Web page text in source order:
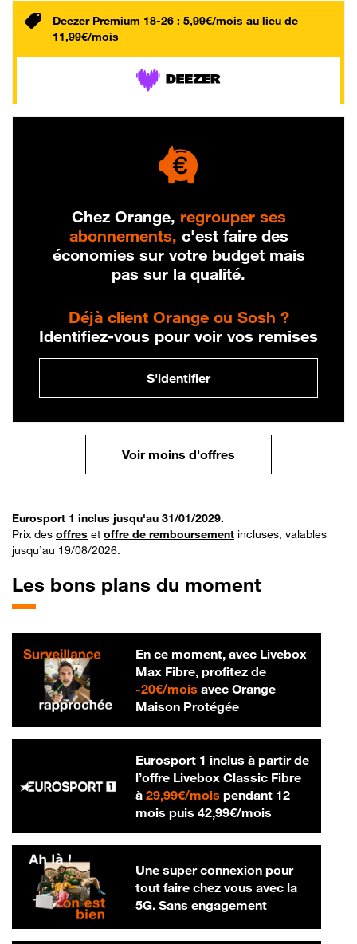
Deezer Premium 18-26 : 5,99€/mois au lieu de
11,99€/mois
Chez Orange, regrouper ses
abonnements, c'est faire des
économies sur votre budget mais
pas sur la qualité.
Déjà client Orange ou Sosh ?
Identifiez-vous pour voir vos remises
S'identifier
Voir moins d'offres
Eurosport 1 inclus jusqu'au 31/01/2029.
Prix des offres et offre de remboursement incluses, valables
jusqu’au 19/08/2026.
Les bons plans du moment
En ce moment, avec Livebox
Max Fibre, profitez de
-20€/mois20 € par mois
avec Orange
Maison Protégée
Eurosport 1 inclus à partir de
l’offre Livebox Classic Fibre
à 29,99€/mois29,99 € par mois
pendant 12
mois puis 42,99€/mois42,99 € par
Une super connexion pour
tout faire chez vous avec la
5G. Sans engagement